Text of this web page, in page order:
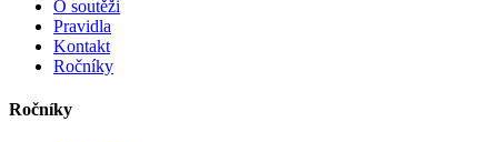
O soutěži
Pravidla
Kontakt
Ročníky
Ročníky